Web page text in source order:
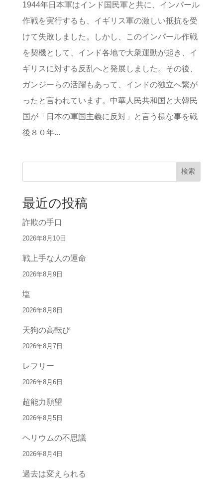
1944年日本軍はインド国民軍と共に、インパール
作戦を実行するも、イギリス軍の激しい抵抗を受
けて失敗しました。しかし、このインパール作戦
を契機として、インド各地で大衆運動が起き、イ
ギリスに対する反乱へと発展しました。その後、
ガンジーらの活躍もあって、インドの独立へ繋が
ったと言われています。中華人民共和国と大韓民
国が「日本の軍国主義に反対」と言う様な事を戦
後８０年...
検索
最近の投稿
詐欺の手口
2026年8月10日
戦上手な人の運命
2026年8月9日
塩
2026年8月8日
天狗の高転び
2026年8月7日
レフリー
2026年8月6日
超能力願望
2026年8月5日
ヘリウムの不思議
2026年8月4日
過去は変えられる